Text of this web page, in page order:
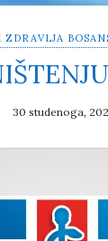
30 studenoga,